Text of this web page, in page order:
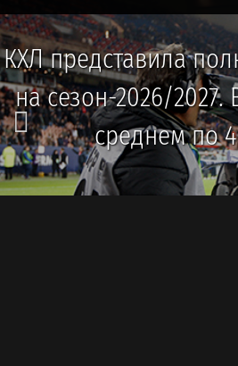
КХЛ представила
на сезон-2026/2027.
среднем по